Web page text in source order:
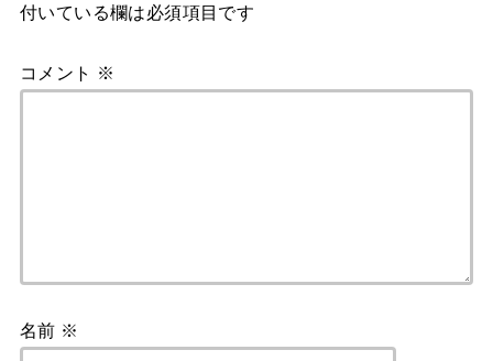
付いている欄は必須項目です
コメント ※
名前 ※